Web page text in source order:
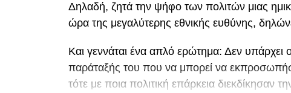
Δηλαδή, ζητά την ψήφο των πολιτών μιας
ώρα της μεγαλύτερης εθνικής ευθύνης,
Και γεννάται ένα απλό ερώτημα: Δεν υπάρχει
παράταξής του που να μπορεί να
τότε με ποια πολιτική επάρκεια διεκδίκησαν